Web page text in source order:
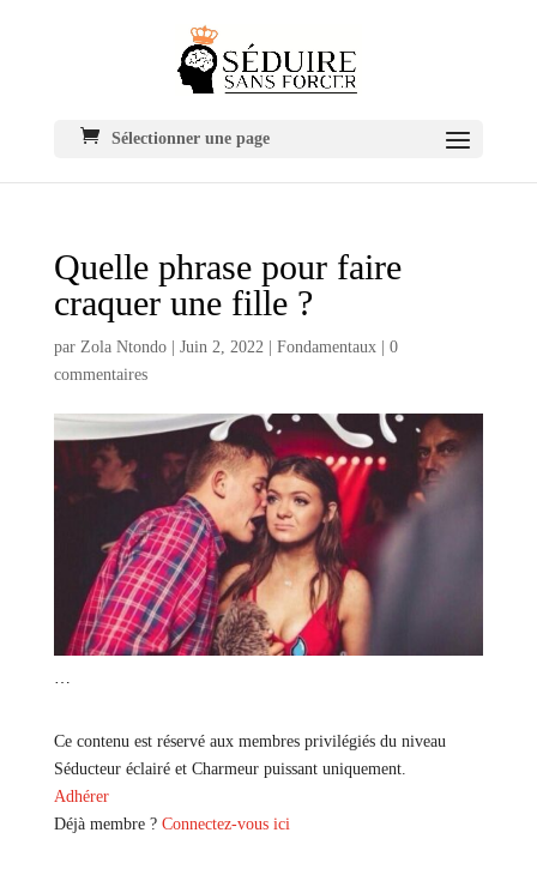
Sélectionner une page
Quelle phrase pour faire
craquer une fille ?
par Zola Ntondo| Juin 2, 2022| Fondamentaux| 0
commentaires
Ce contenu est réservé aux membres privilégiés du niveau
Séducteur éclairé et Charmeur puissant uniquement.
Adhérer
Déjà membre ? Connectez-vous ici